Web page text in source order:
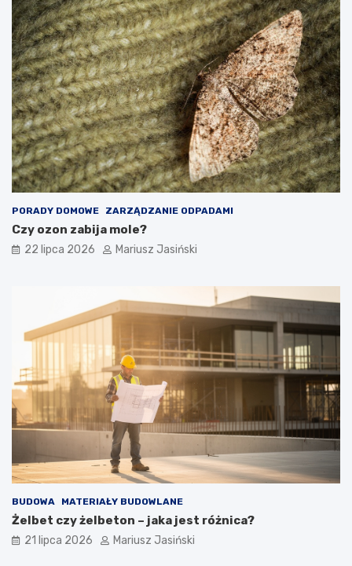
PORADY DOMOWE ZARZĄDZANIE ODPADAMI
Czy ozon zabija mole?
22 lipca 2026 Mariusz Jasiński
BUDOWA MATERIAŁY BUDOWLANE
Żelbet czy żelbeton – jaka jest różnica?
21 lipca 2026 Mariusz Jasiński